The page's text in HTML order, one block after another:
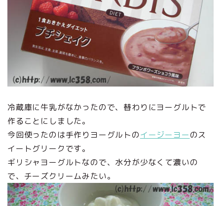
冷蔵庫に牛乳がなかったので、替わりにヨーグルトで
作ることにしました。
今回使ったのは手作りヨーグルトのイージーヨーのス
イートグリークです。
ギリシャヨーグルトなので、水分が少なくて濃いの
で、チーズクリームみたい。